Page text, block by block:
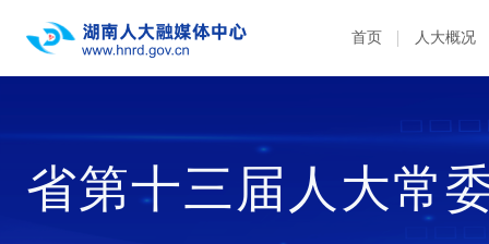
首页 人大概况
省第十三届人大常